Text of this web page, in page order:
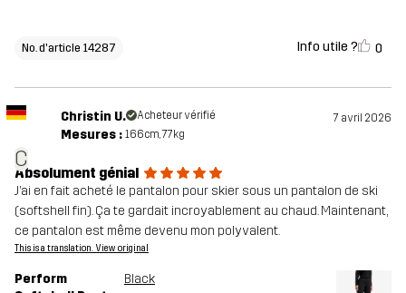
No. d'article 14287 Info utile ? 0
C
Christin U. Acheteur vérifié 7 avril 2026
Mesures : 166cm, 77kg
Absolument génial
J’ai en fait acheté le pantalon pour skier sous un pantalon de ski
(softshell fin). Ça te gardait incroyablement au chaud. Maintenant,
ce pantalon est même devenu mon polyvalent.
This is a translation. View original
Perform
Black